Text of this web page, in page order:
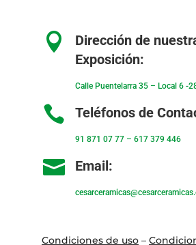

Dirección de
Exposición:
Calle Puentelarra 35 – Local 6 -
 Teléfonos de
91 871 07 77– 617 379 446
 Email:
Condiciones de uso–